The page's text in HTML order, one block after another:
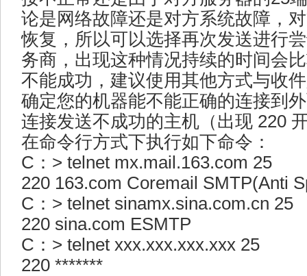
论是网络故障还是对方系统故障，
恢复，所以可以选择再次发送进行
务商，出现这种情况持续的时间会
不能成功，建议使用其他方式与收
确定您的机器能不能正确的连接到
连接发送不成功的主机（出现 220
在命令行方式下执行如下命令：
C：> telnet mx.mail.163.com 25
220 163.com Coremail SMTP(Anti
C：> telnet sinamx.sina.com.cn 25
220 sina.com ESMTP
C：> telnet xxx.xxx.xxx.xxx 25
220 *******